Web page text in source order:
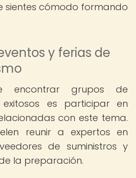
sientes cómodo formando
y ferias de
encontrar grupos de
exitosos es participar en
con este tema.
reunir a expertos en
de suministros y
la preparación.